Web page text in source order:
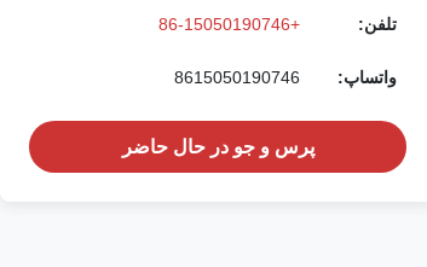
تلفن: +86-15050190746
واتساپ: 8615050190746
پرس و جو در حال حاضر